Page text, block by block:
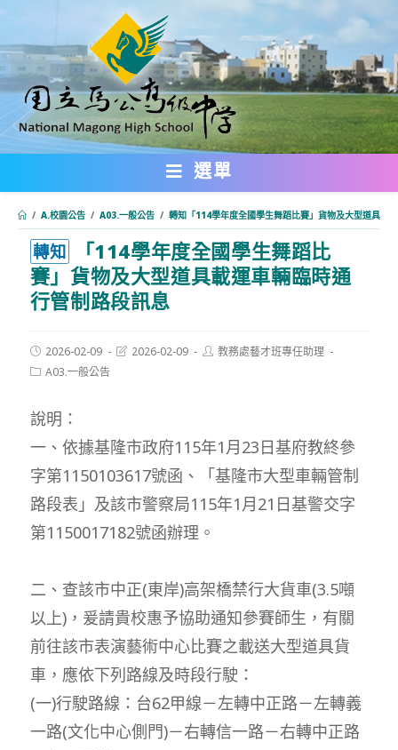
轉
主
要
內
選單
/ A.校園公告 / A03.一般公告 / 轉知「114學年度全國學生舞蹈比賽」貨物及大型道具載
轉知
「114學年度全國學生舞蹈比
賽」貨物及大型道具載運車輛臨時通
行管制路段訊息
Post
published:
2026-02-09
Post2026-02-09
Post教務處藝才班專任助理
PostA03.一般公告
說明：
一、依據基隆市政府115年1月23日基府教終參
字第1150103617號函、「基隆市大型車輛管制
路段表」及該市警察局115年1月21日基警交字
第1150017182號函辦理。
二、查該市中正(東岸)高架橋禁行大貨車(3.5噸
以上)，爰請貴校惠予協助通知參賽師生，有關
前往該市表演藝術中心比賽之載送大型道具貨
車，應依下列路線及時段行駛：
(一)行駛路線：台62甲線－左轉中正路－左轉義
一路(文化中心側門)－右轉信一路－右轉中正路